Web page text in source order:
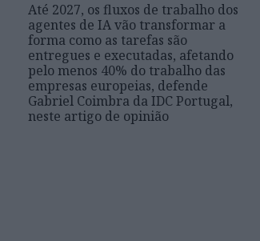
Até 2027, os fluxos de trabalho dos
agentes de IA vão transformar a
forma como as tarefas são
entregues e executadas, afetando
pelo menos 40% do trabalho das
empresas europeias, defende
Gabriel Coimbra da IDC Portugal,
neste artigo de opinião